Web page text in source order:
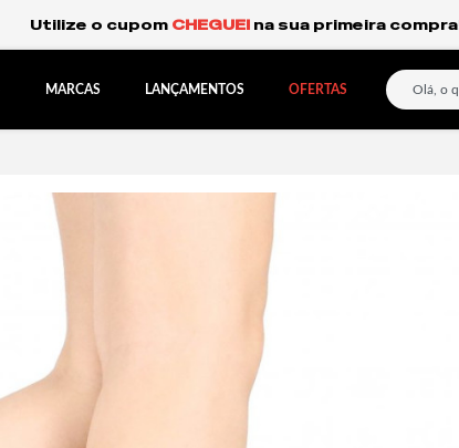
Frete Grátis Expresso para o Sul e São Paulo.
MARCAS LANÇAMENTOS OFERTAS